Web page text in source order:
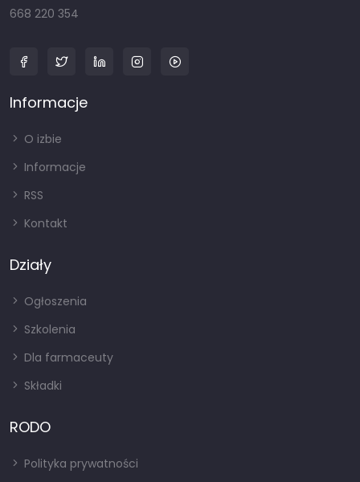
668 220 354
Informacje
O izbie
Informacje
RSS
Kontakt
Działy
Ogłoszenia
Szkolenia
Dla farmaceuty
Składki
RODO
Polityka prywatności